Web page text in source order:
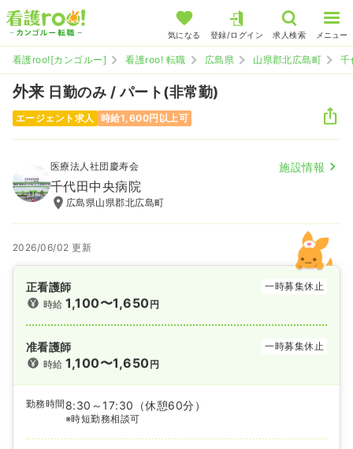
気になる 登録/ログイン 求人検索 メニュー
看護roo![カンゴルー] 看護roo! 転職 広島県 山県郡北広島町 千
外来 日勤のみ / パート(非常勤)
エージェント求人 時給1,600円以上可
医療法人社団慶寿会 施設情報
千代田中央病院
広島県山県郡北広島町
2026/06/02 更新
正看護師
一時募集休止
時給1,100〜1,650円
准看護師
一時募集休止
時給1,100〜1,650円
勤務時間 8:30～17:30 （休憩60分）
※時短勤務相談可